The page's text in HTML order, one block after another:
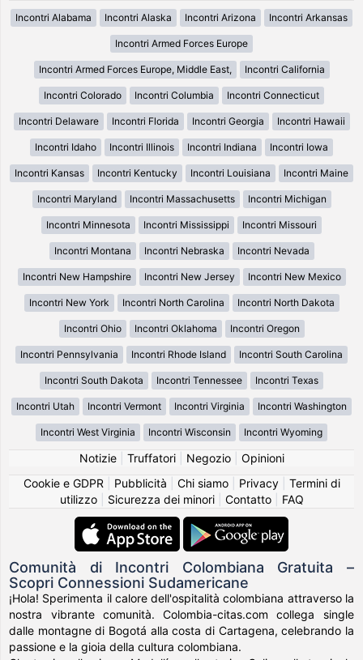
Incontri Alabama Incontri Alaska Incontri Arizona Incontri Arkansas
Incontri Armed Forces Europe
Incontri Armed Forces Europe, Middle East, Incontri California
Incontri Colorado Incontri Columbia Incontri Connecticut
Incontri Delaware Incontri Florida Incontri Georgia Incontri Hawaii
Incontri Idaho Incontri Illinois Incontri Indiana Incontri Iowa
Incontri Kansas Incontri Kentucky Incontri Louisiana Incontri Maine
Incontri Maryland Incontri Massachusetts Incontri Michigan
Incontri Minnesota Incontri Mississippi Incontri Missouri
Incontri Montana Incontri Nebraska Incontri Nevada
Incontri New Hampshire Incontri New Jersey Incontri New Mexico
Incontri New York Incontri North Carolina Incontri North Dakota
Incontri Ohio Incontri Oklahoma Incontri Oregon
Incontri Pennsylvania Incontri Rhode Island Incontri South Carolina
Incontri South Dakota Incontri Tennessee Incontri Texas
Incontri Utah Incontri Vermont Incontri Virginia Incontri Washington
Incontri West Virginia Incontri Wisconsin Incontri Wyoming
Notizie| Truffatori| Negozio| Opinioni
Cookie e GDPR
Pubblicità Chi siamo| Privacy| Termini di
utilizzo| Sicurezza dei minori| Contatto| FAQ
Comunità di Incontri Colombiana Gratuita –
Scopri Connessioni Sudamericane
¡Hola! Sperimenta il calore dell'ospitalità colombiana attraverso la
nostra vibrante comunità. Colombia-citas.com collega single
dalle montagne di Bogotá alla costa di Cartagena, celebrando la
passione e la gioia della cultura colombiana.